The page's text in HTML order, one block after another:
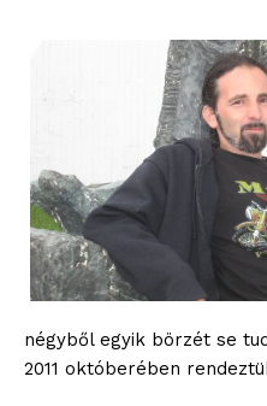
négyből egyik börzét se
2011 októberében